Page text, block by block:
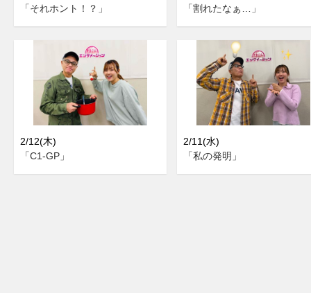
「それホント！？」
「割れたなぁ…」
2/12(木)
「C1-GP」
2/11(水)
「私の発明」